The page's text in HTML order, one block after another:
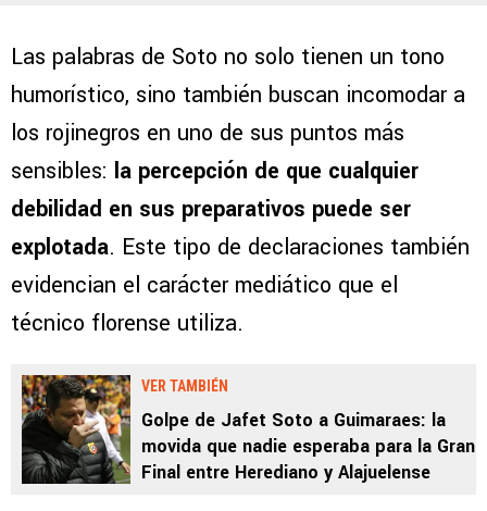
Las palabras de Soto no solo tienen un tono
humorístico, sino también buscan incomodar a
los rojinegros en uno de sus puntos más
sensibles: la percepción de que cualquier
debilidad en sus preparativos puede ser
explotada. Este tipo de declaraciones también
evidencian el carácter mediático que el
técnico florense utiliza.
VER TAMBIÉN
Golpe de Jafet Soto a Guimaraes: la
movida que nadie esperaba para la Gran
Final entre Herediano y Alajuelense